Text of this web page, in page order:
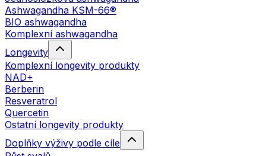
Ashwagandha KSM-66®
BIO ashwagandha
Komplexní ashwagandha
Longevity
Komplexní longevity produkty
NAD+
Berberin
Resveratrol
Quercetin
Ostatní longevity produkty
Doplňky výživy podle cíle